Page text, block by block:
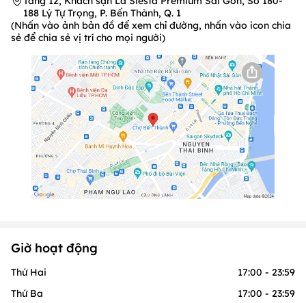
188 Lý Tự Trọng, P. Bến Thành, Q. 1
(Nhấn vào ảnh bản đồ để xem chỉ đường, nhấn vào icon chia
sẻ để chia sẻ vị trí cho mọi người)
Giờ hoạt động
Thứ Hai
17:00 - 23:59
Thứ Ba
17:00 - 23:59